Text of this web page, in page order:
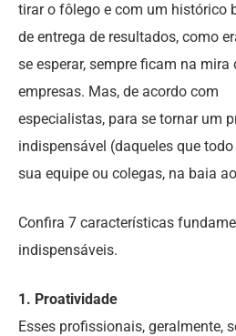
tirar o fôlego e com um histórico
de entrega de resultados, como
se esperar, sempre ficam na mira
empresas. Mas, de acordo com
especialistas, para se tornar um
indispensável (daqueles que
sua equipe ou colegas, na baia
Confira 7 características
indispensáveis.
1. Proatividade
Esses profissionais, geralmente,